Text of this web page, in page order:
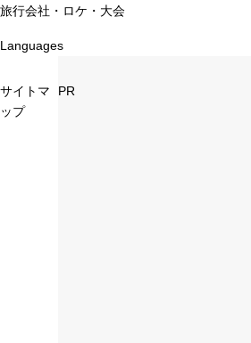
旅行会社・ロケ・大会
Languages
サイトマ
ップ
PR